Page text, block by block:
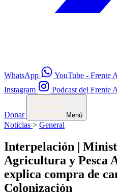
WhatsApp YouTube - Frente
Instagram
Podcast del Frente
Donar Menú
Noticias > General
Interpelación |
Agricultura y Pesca
explica compra de
Colonización